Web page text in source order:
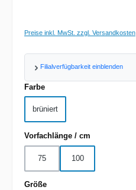
Preise inkl. MwSt. zzgl. Versandkosten
Filialverfügbarkeit einblenden
Farbeauswählen
brüniert
Vorfachlänge / cm
75 100
Größeauswählen